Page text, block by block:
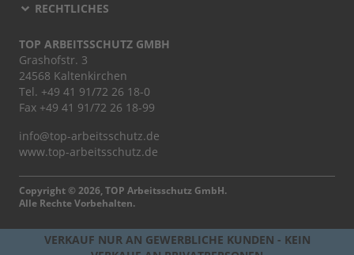
RECHTLICHES
TOP ARBEITSSCHUTZ GMBH
Grashofstr. 3
24568 Kaltenkirchen
Tel. +49 41 91/72 26 18-0
Fax +49 41 91/72 26 18-99
info@top-arbeitsschutz.de
www.top-arbeitsschutz.de
Copyright © 2026, TOP Arbeitsschutz GmbH.
Alle Rechte Vorbehalten.
VERKAUF NUR AN GEWERBLICHE KUNDEN - KEIN